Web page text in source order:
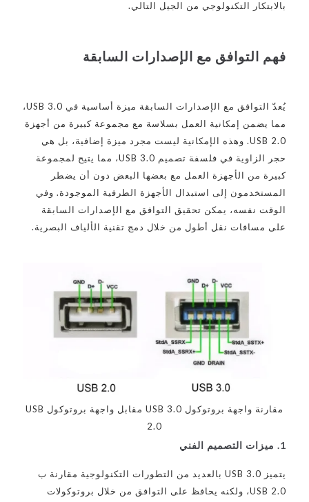
بالابتكار التكنولوجي من الجيل التالي.
فهم التوافق مع الإصدارات السابقة
يُعدّ التوافق مع الإصدارات السابقة ميزة أساسية في USB 3.0،
مما يضمن إمكانية العمل بسلاسة مع مجموعة كبيرة من أجهزة
USB 2.0. وهذه الإمكانية ليست مجرد ميزة إضافية، بل هي
حجر الزاوية في فلسفة تصميم USB 3.0، مما يتيح لمجموعة
كبيرة من الأجهزة العمل مع بعضها البعض دون أن يضطر
المستخدمون إلى استبدال الأجهزة الطرفية الموجودة. وفي
الوقت نفسه، يمكن تحقيق التوافق مع الإصدارات السابقة
على مسافات نقل أطول من خلال دمج تقنية الألياف البصرية.
مقارنة واجهة بروتوكول USB 3.0 مقابل واجهة بروتوكول USB
2.0
1. ميزات التصميم الفني
يتميز USB 3.0 بالعديد من التطورات التكنولوجية مقارنة ب
USB 2.0، ولكنه يحافظ على التوافق من خلال بروتوكولات